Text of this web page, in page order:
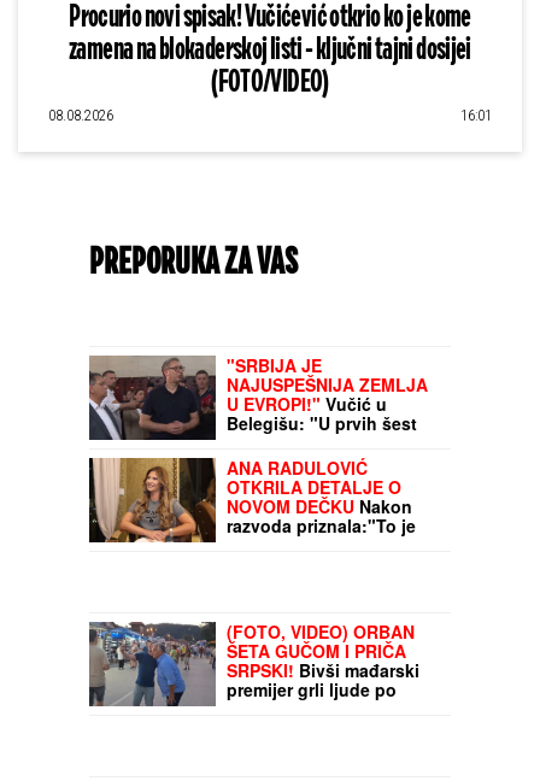
Procurio novi spisak! Vučićević otkrio ko je kome
zamena na blokaderskoj listi - ključni tajni dosijei
(FOTO/VIDEO)
08.08.2026 16:01
PREPORUKA ZA VAS
"SRBIJA JE
NAJUSPEŠNIJA ZEMLJA
U EVROPI!"Vučić u
Belegišu: "U prvih šest